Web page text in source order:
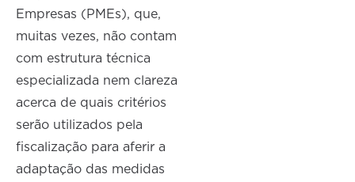
Empresas (PMEs), que,
muitas vezes, não contam
com estrutura técnica
especializada nem clareza
acerca de quais critérios
serão utilizados pela
fiscalização para aferir a
adaptação das medidas